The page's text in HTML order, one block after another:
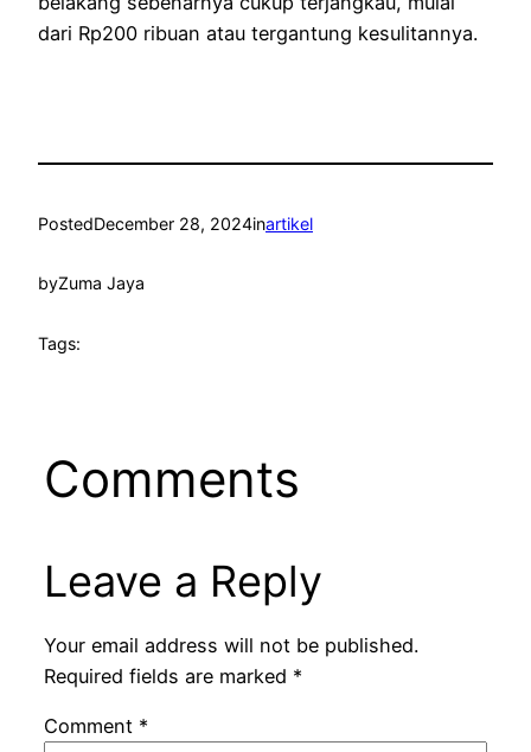
dari Rp200 ribuan atau tergantung kesulitannya.
PostedDecember 28, 2024inartikel
byZuma Jaya
Tags:
Comments
Leave a Reply
Your email address will not be published.
Required fields are marked *
Comment *